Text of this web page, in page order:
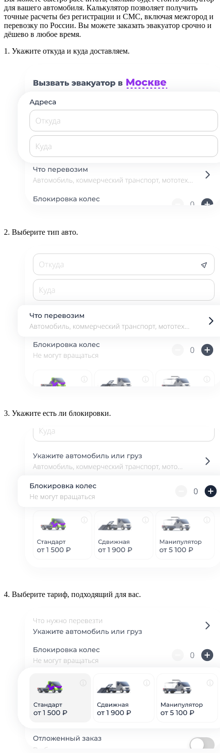
для вашего автомобиля. Калькулятор позволяет получить
точные расчеты без регистрации и СМС, включая межгород и
перевозку по России. Вы можете заказать эвакуатор срочно и
дёшево в любое время.
1. Укажите откуда и куда доставляем.
2. Выберите тип авто.
3. Укажите есть ли блокировки.
4. Выберите тариф, подходящий для вас.